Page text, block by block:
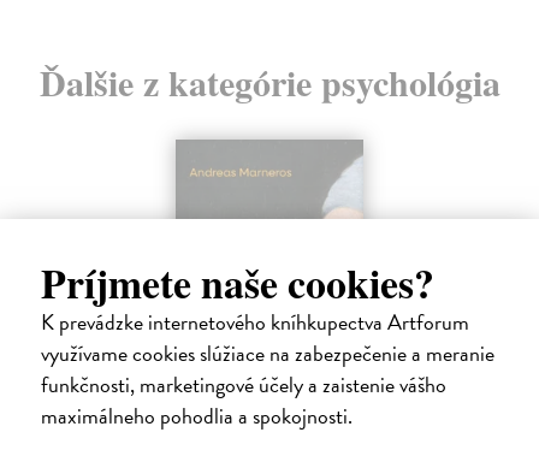
Príjmete naše cookies?
K prevádzke internetového kníhkupectva Artforum
využívame cookies slúžiace na zabezpečenie a meranie
funkčnosti, marketingové účely a zaistenie vášho
maximálneho pohodlia a spokojnosti.
Ďalšie z kategórie psychológia